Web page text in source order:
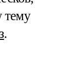
тему
.